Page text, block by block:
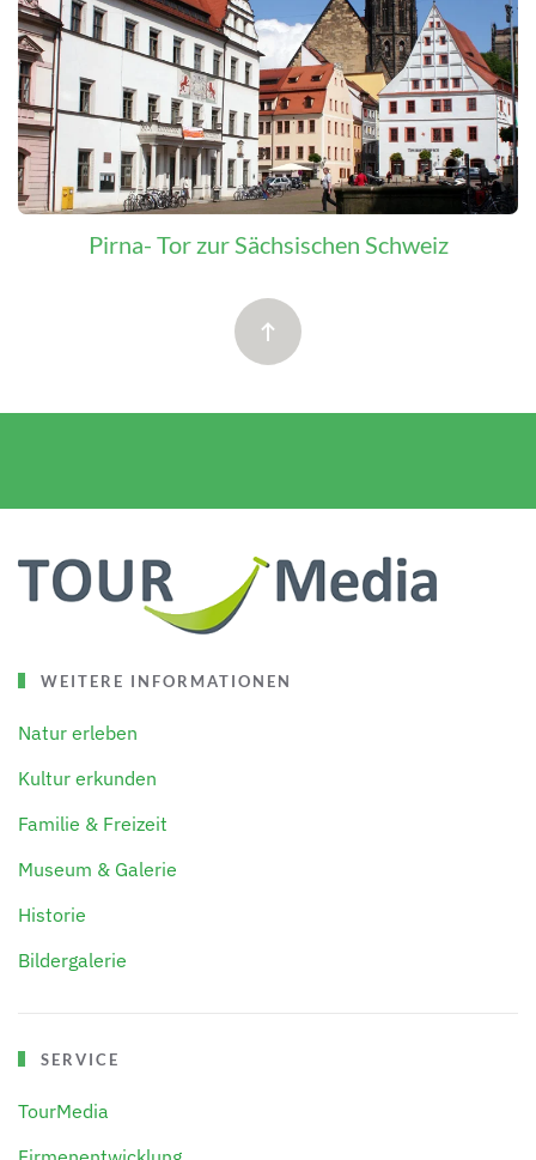
Pirna- Tor zur Sächsischen Schweiz
WEITERE INFORMATIONEN
Natur erleben
Kultur erkunden
Familie & Freizeit
Museum & Galerie
Historie
Bildergalerie
SERVICE
TourMedia